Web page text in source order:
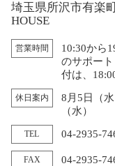
埼玉県所沢市有楽
HOUSE
営業時間
10:30から
のサポー
付は、
休日案内
8月5日（
（水）
TEL 04-2935-
FAX 04-2935-